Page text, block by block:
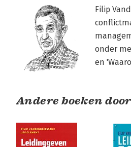
Filip
onder
en
Andere boeken